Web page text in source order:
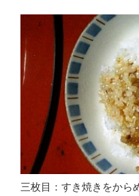
三枚目：すき焼きをから